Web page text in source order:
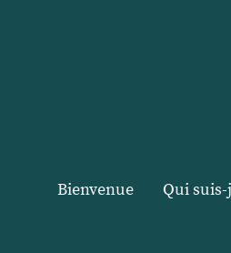
Bienvenue Qui suis-